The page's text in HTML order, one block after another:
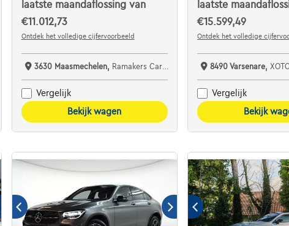
laatste maandaflossing van
€11.012,73
Ontdek het volledige cijfervoorbeeld
3630 Maasmechelen, Ramakers Car Center
Vergelijk
Bekijk wagen
laatste
€15.599,49
Ontdek het volledige
8490 Varsenare,
Vergelijk
Bekijk